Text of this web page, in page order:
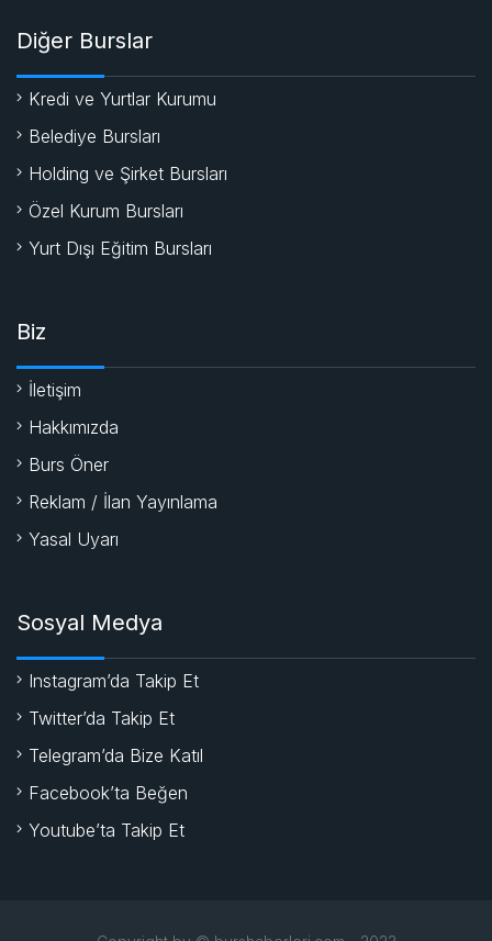
Diğer Burslar
Kredi ve Yurtlar Kurumu
Belediye Bursları
Holding ve Şirket Bursları
Özel Kurum Bursları
Yurt Dışı Eğitim Bursları
Biz
İletişim
Hakkımızda
Burs Öner
Reklam / İlan Yayınlama
Yasal Uyarı
Sosyal Medya
Instagram’da Takip Et
Twitter’da Takip Et
Telegram’da Bize Katıl
Facebook’ta Beğen
Youtube’ta Takip Et